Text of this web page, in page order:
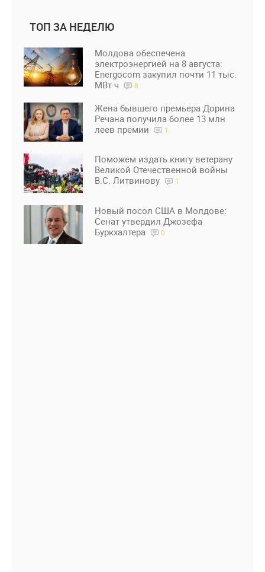
ТОП ЗА НЕДЕЛЮ
Молдова обеспечена
электроэнергией на 8 августа:
Energocom закупил почти 11 тыс.
МВт·ч
8
Жена бывшего премьера Дорина
Речана получила более 13 млн
леев премии
1
Поможем издать книгу ветерану
Великой Отечественной войны
В.С. Литвинову
1
Новый посол США в Молдове:
Сенат утвердил Джозефа
Буркхалтера
0